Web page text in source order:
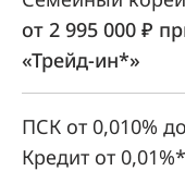
от 2 995 000 ₽
«Трейд‑ин*»
ПСК от 0,010%
Кредит от